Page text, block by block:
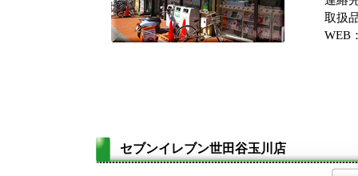
取扱
WEB
セブンイレブン世田谷玉川店